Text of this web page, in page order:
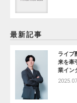
最新記事
ライブ
来を牽
業イン